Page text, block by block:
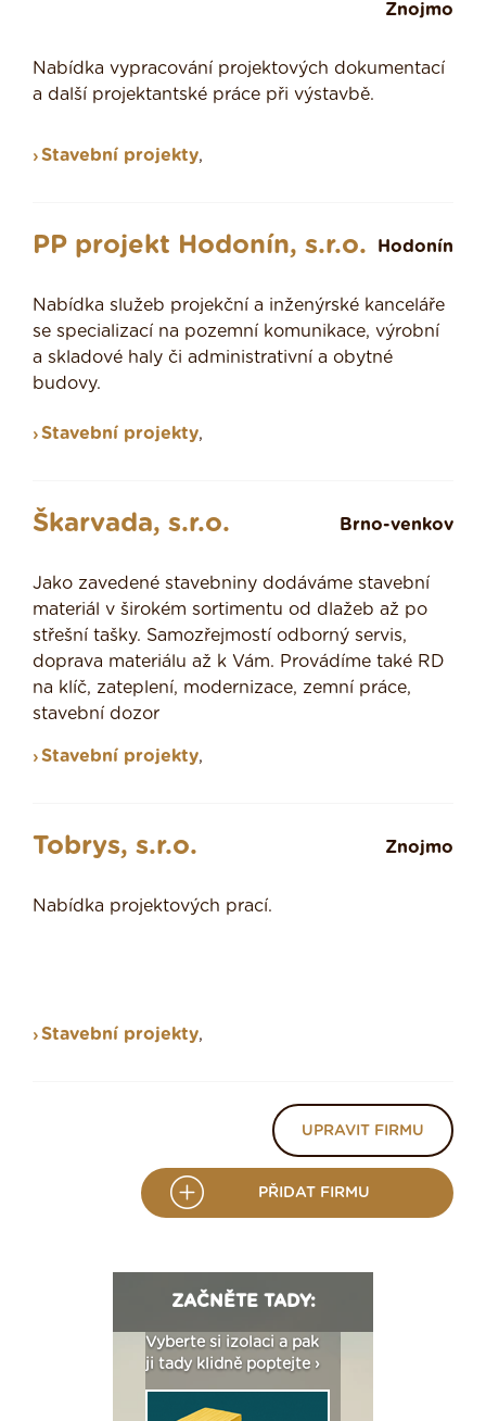
Znojmo
Nabídka vypracování projektových dokumentací
a další projektantské práce při výstavbě.
Stavební projekty,
PP projekt Hodonín, s.r.o. Hodonín
Nabídka služeb projekční a inženýrské kanceláře
se specializací na pozemní komunikace, výrobní
a skladové haly či administrativní a obytné
budovy.
Stavební projekty,
Škarvada, s.r.o. Brno-venkov
Jako zavedené stavebniny dodáváme stavební
materiál v širokém sortimentu od dlažeb až po
střešní tašky. Samozřejmostí odborný servis,
doprava materiálu až k Vám. Provádíme také RD
na klíč, zateplení, modernizace, zemní práce,
stavební dozor
Stavební projekty,
Tobrys, s.r.o. Znojmo
Nabídka projektových prací.
Stavební projekty,
UPRAVIT FIRMU
PŘIDAT FIRMU
ZAČNĚTE TADY:
Vyberte si izolaci a pak
ji tady klidně poptejte ›